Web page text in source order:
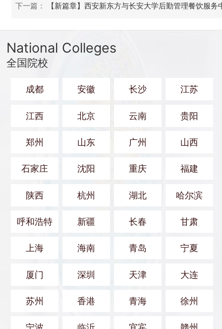
下一篇：
【新篇章】西安新东方与长安大学后勤管理餐饮服务
National Colleges
全国院校
成都 安徽 长沙 江苏
江西 北京 云南 贵阳
郑州 山东 广州 山西
石家庄 沈阳 重庆 福建
陕西 杭州 湖北 哈尔滨
呼和浩特 新疆 长春 甘肃
上海 海南 青岛 宁夏
厦门 深圳 天津 大连
苏州 香港 青海 徐州